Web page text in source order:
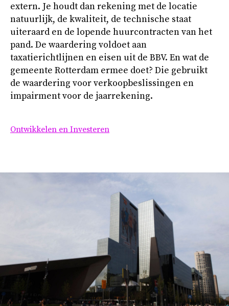
extern. Je houdt dan rekening met de locatie
natuurlijk, de kwaliteit, de technische staat
uiteraard en de lopende huurcontracten van het
pand. De waardering voldoet aan
taxatierichtlijnen en eisen uit de BBV. En wat de
gemeente Rotterdam ermee doet? Die gebruikt
de waardering voor verkoopbeslissingen en
impairment voor de jaarrekening.
Ontwikkelen en Investeren